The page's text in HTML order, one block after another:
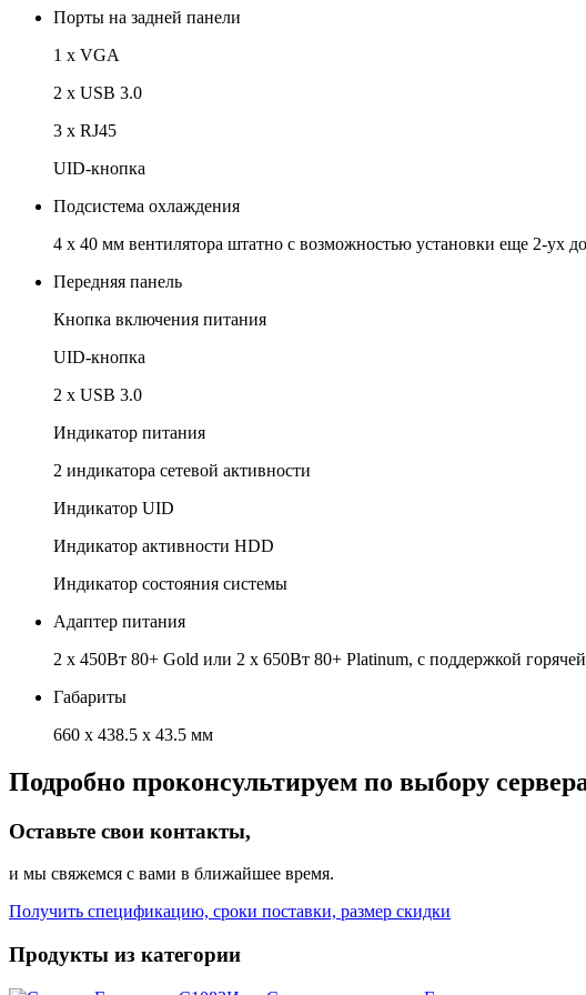
Порты на задней панели
1 x VGA
2 х USB 3.0
3 х RJ45
UID-кнопка
Подсистема охлаждения
4 x 40 мм вентилятора штатно с возможностью установки еще 2-ух
Передняя панель
Кнопка включения питания
UID-кнопка
2 x USB 3.0
Индикатор питания
2 индикатора сетевой активности
Индикатор UID
Индикатор активности HDD
Индикатор состояния системы
Адаптер питания
2 х 450Вт 80+ Gold или 2 х 650Вт 80+ Platinum, с поддержкой
Габариты
660 x 438.5 x 43.5 мм
Подробно проконсультируем по выбору
Оставьте свои контакты,
и мы свяжемся с вами в ближайшее время.
Получить спецификацию, сроки поставки, размер скидки
Продукты из категории